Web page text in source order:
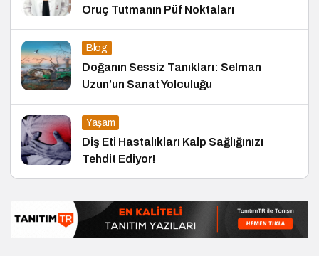
Oruç Tutmanın Püf Noktaları
Blog
Doğanın Sessiz Tanıkları: Selman
Uzun’un Sanat Yolculuğu
Yaşam
Diş Eti Hastalıkları Kalp Sağlığınızı
Tehdit Ediyor!